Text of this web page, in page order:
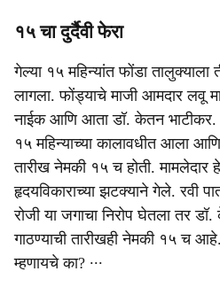
१५ चा दुर्दैवी फेरा
गेल्या १५ महिन्यांत फोंडा
लागला. फोंड्याचे माजी आमदार लवू
नाईक आणि आता डॉ. केतन भाटीकर.
१५ महिन्याच्या कालावधीत आला आणि
तारीख नेमकी १५ च होती.
हृदयविकाराच्या झटक्याने गेले. रवी
रोजी या जगाचा निरोप घेतला तर
गाठण्याची तारीखही नेमकी १५ च
म्हणायचे का? ∙∙∙